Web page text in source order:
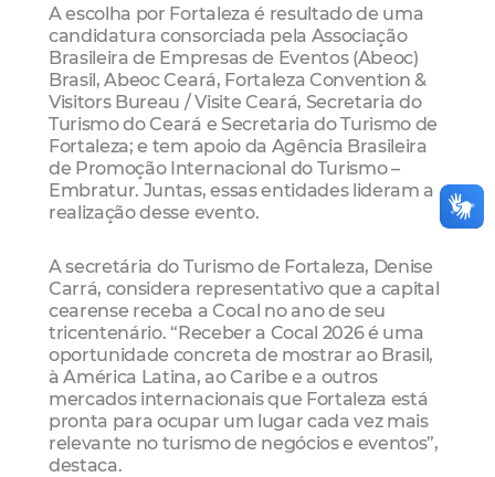
A escolha por Fortaleza é resultado de uma
candidatura consorciada pela Associação
Brasileira de Empresas de Eventos (Abeoc)
Brasil, Abeoc Ceará, Fortaleza Convention &
Visitors Bureau / Visite Ceará, Secretaria do
Turismo do Ceará e Secretaria do Turismo de
Fortaleza; e tem apoio da Agência Brasileira
de Promoção Internacional do Turismo –
Embratur. Juntas, essas entidades lideram a
realização desse evento.
A secretária do Turismo de Fortaleza, Denise
Carrá, considera representativo que a capital
cearense receba a Cocal no ano de seu
tricentenário. “Receber a Cocal 2026 é uma
oportunidade concreta de mostrar ao Brasil,
à América Latina, ao Caribe e a outros
mercados internacionais que Fortaleza está
pronta para ocupar um lugar cada vez mais
relevante no turismo de negócios e eventos”,
destaca.